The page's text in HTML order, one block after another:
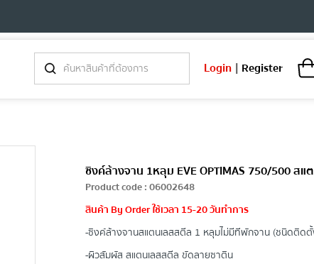
Login | Register
ซิงค์ล้างจาน 1หลุม EVE OPTIMAS 750/500 สแ
Product code:06002648
สินค้า By Order ใช้เวลา 15-20 วันทำการ
-ซิงค์ล้างจานสแตนเลสสตีล 1 หลุมไม่มีทีพักจาน (ชนิดติดตั้
-ผิวสัมผัส สแตนเลสสตีล ขัดลายซาติน